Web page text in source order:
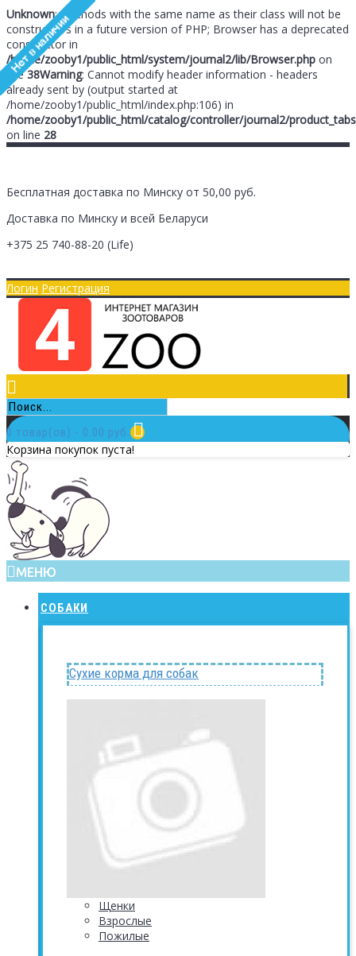
Unknown: Methods with the same name as their class will not be
constructors in a future version of PHP; Browser has a deprecated
constructor in
/home/zooby1/public_html/system/journal2/lib/Browser.php on
line38Warning: Cannot modify header information - headers
already sent by (output started at
/home/zooby1/public_html/index.php:106) in
/home/zooby1/public_html/catalog/controller/journal2/
on line 28
Бесплатная доставка по Минску от 50,00 руб.
Доставка по Минску и всей Беларуси
+375 25 740-88-20 (Life)
Логин Регистрация
0 товар(ов) - 0.00 руб.
Корзина покупок пуста!
МЕНЮ
СОБАКИ
Сухие корма для собак
Щенки
Взрослые
Пожилые